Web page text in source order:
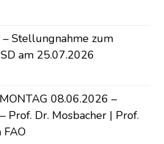
– Stellungnahme zum
am 25.07.2026
08.06.2026 –
Prof. Dr. Mosbacher | Prof.
FAO